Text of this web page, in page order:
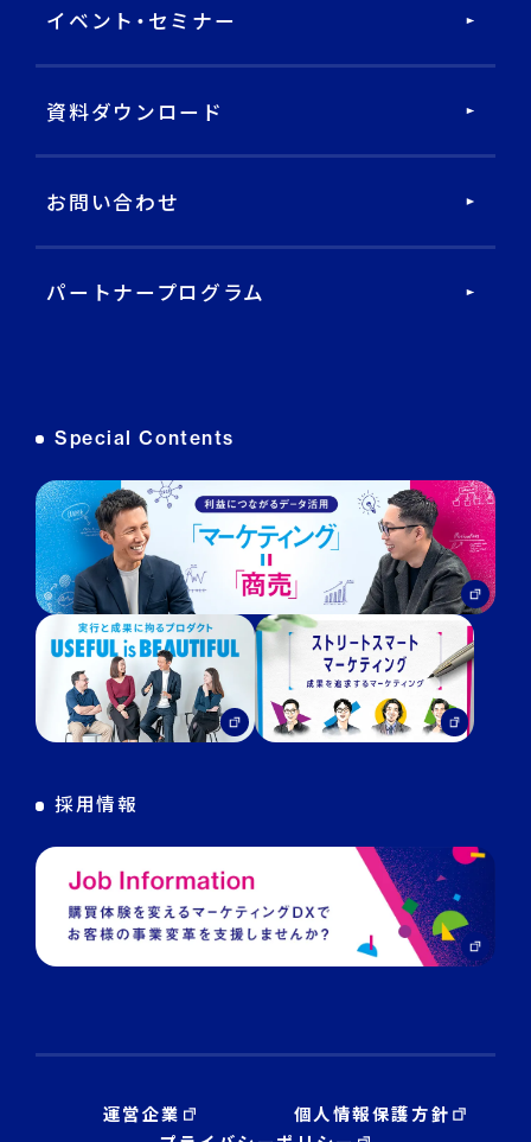
DECA Marketing Agent
DECA Service Agent
データ基盤・マーケティングツール
DECA オンライン接客
DECA for LINE
DECA for Instagram
マーケGAI
デジタル・DX人材育成 支援
イベント・セミナー
資料ダウンロード
お問い合わせ
パートナープログラム
Special Contents
採用情報
運営企業
個人情報保護方針